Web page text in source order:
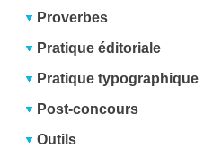
Proverbes
Pratique éditoriale
Pratique typographique
Post-concours
Outils